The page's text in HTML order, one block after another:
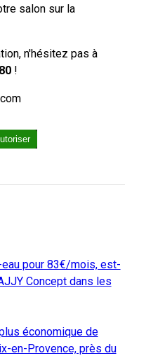
salon sur la
n'hésitez pas à
!
pour 83€/mois, est-
Concept dans les
économique de
en-Provence, près du